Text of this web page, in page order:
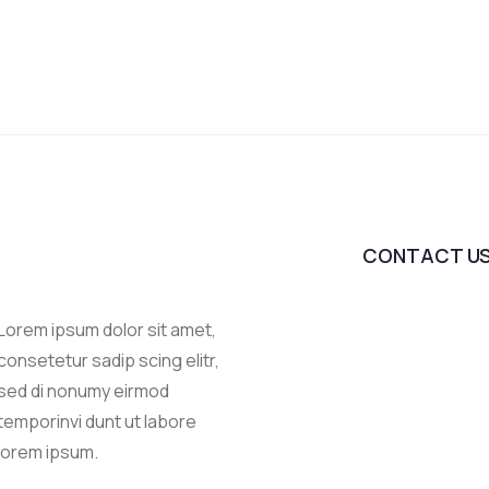
ipsum dolor sit amet,
sadip scing elitr,
di nonumy eirmod
dunt ut labore
ipsum.
CONTACT